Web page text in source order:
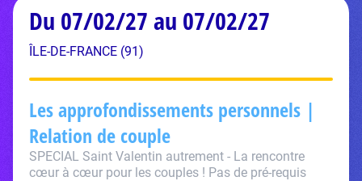
Du 07/02/27 au 07/02/27
ÎLE-DE-FRANCE (91)
Les approfondissements personnels |
Relation de couple
SPECIAL Saint Valentin autrement - La rencontre
cœur à cœur pour les couples ! Pas de pré-requis